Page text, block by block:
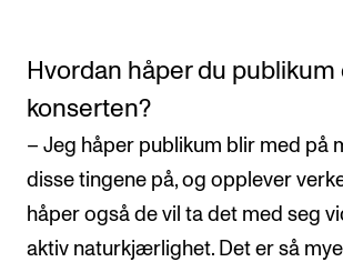
Hvordan håper du
konserten?
– Jeg håper publikum blir med på
disse tingene på, og opplever
håper også de vil ta det med seg
aktiv naturkjærlighet. Det er så